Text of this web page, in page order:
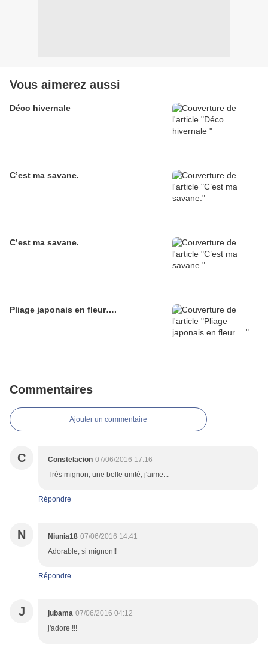
Vous aimerez aussi
Déco hivernale
C’est ma savane.
C’est ma savane.
Pliage japonais en fleur….
Commentaires
Ajouter un commentaire
C Constelacion 07/06/2016 17:16
Très mignon, une belle unité, j'aime...
Répondre
N Niunia18 07/06/2016 14:41
Adorable, si mignon!!
Répondre
J jubama 07/06/2016 04:12
j'adore !!!